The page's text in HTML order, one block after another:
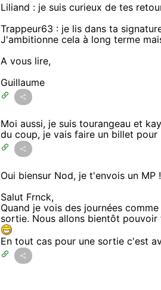
Liliand : je suis curieux de tes
Trappeur63 : je lis dans ta
J'ambitionne cela à long terme
A vous lire,
Guillaume
Moi aussi, je suis tourangeau et
du coup, je vais faire un billet pour
Oui biensur Nod, je t'envois un MP !
Salut Frnck,
Quand je vois des journées
sortie. Nous allons bientôt
En tout cas pour une sortie c'est